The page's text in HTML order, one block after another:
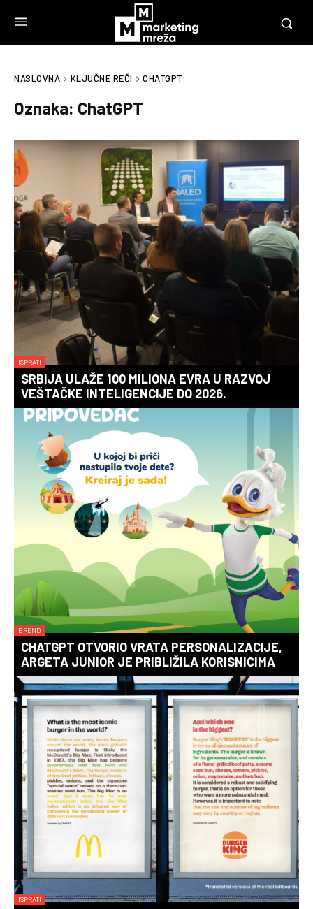
NASLOVNA KLJUČNE REČI CHATGPT
Oznaka: ChatGPT
ISPRATI
SRBIJA ULAŽE 100 MILIONA EVRA U RAZVOJ
VEŠTAČKE INTELIGENCIJE DO 2026.
BREND
CHATGPT OTVORIO VRATA PERSONALIZACIJE,
ARGETA JUNIOR JE PRIBLIŽILA KORISNICIMA
ISPRATI